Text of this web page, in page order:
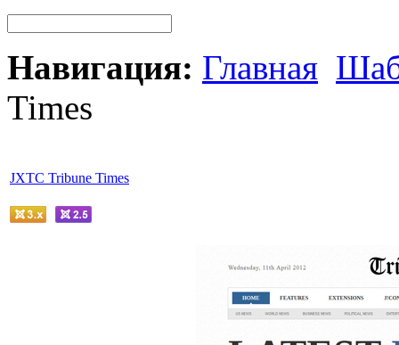
Навигация: Главная
Times
JXTC Tribune Times